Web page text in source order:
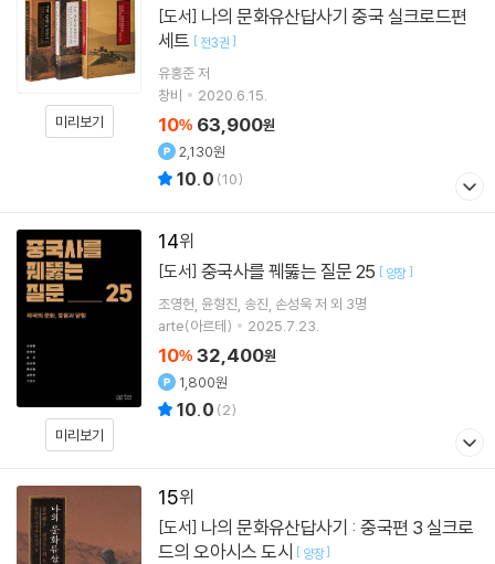
미리보기
[도서]
세트 [ 전3권 ]
유홍준저
창비
2020.6.15.
10% 63,900원
2,130원
10.0 (10)
14
미리보기
[도서] 중국사를 꿰뚫는 질문 25 [ 양장]
조영헌 윤형진 송진 손성욱저 외 3명
arte(아르테)
2025.7.23.
10% 32,400원
1,800원
10.0 (2)
15
[도서]
드의 오아시스 도시 [ 양장]